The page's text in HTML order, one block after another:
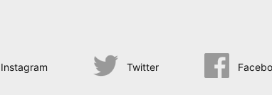
Instagram Twitter